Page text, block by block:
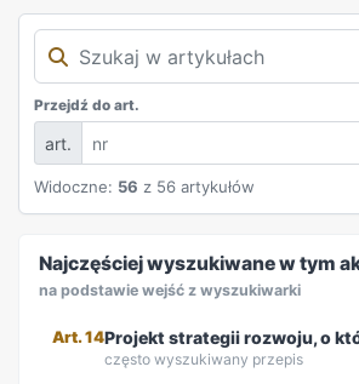
Przejdź do art.
art.
Widoczne: 56 z 56 artykułów
Najczęściej wyszukiwane w tym
na podstawie wejść z wyszukiwarki
Art. 14
często wyszukiwany przepis